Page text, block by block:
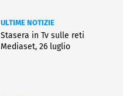
ULTIME NOTIZIE
Stasera in Tv sulle reti
Mediaset, 26 luglio